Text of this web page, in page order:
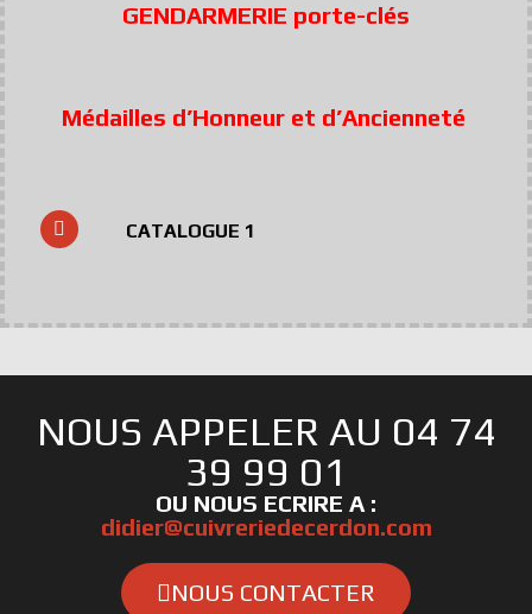
GENDARMERIE porte-clés
Médailles d’Honneur et d’Ancienneté
CATALOGUE 1
NOUS APPELER AU 04 74
39 99 01
didier@cuivreriedecerdon.com
NOUS CONTACTER